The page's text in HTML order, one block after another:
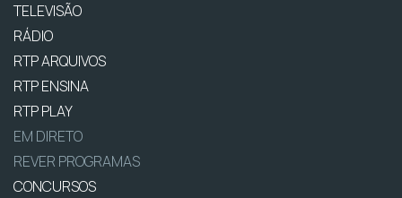
TELEVISÃO
RÁDIO
RTP ARQUIVOS
RTP ENSINA
RTP PLAY
EM DIRETO
REVER PROGRAMAS
CONCURSOS